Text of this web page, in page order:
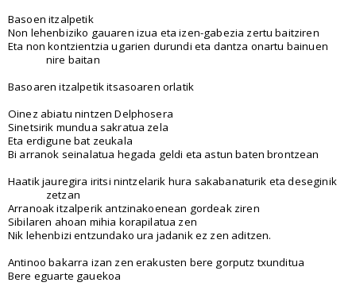
Basoen itzalpetik
Non lehenbiziko gauaren izua eta izen-gabezia zertu baitziren
Eta non kontzientzia ugarien durundi eta dantza onartu bainuen
nire baitan
Basoaren itzalpetik itsasoaren orlatik
Oinez abiatu nintzen Delphosera
Sinetsirik mundua sakratua zela
Eta erdigune bat zeukala
Bi arranok seinalatua hegada geldi eta astun baten brontzean
Haatik jauregira iritsi nintzelarik hura sakabanaturik eta deseginik
zetzan
Arranoak itzalperik antzinakoenean gordeak ziren
Sibilaren ahoan mihia korapilatua zen
Nik lehenbizi entzundako ura jadanik ez zen aditzen.
Antinoo bakarra izan zen erakusten bere gorputz txunditua
Bere eguarte gauekoa